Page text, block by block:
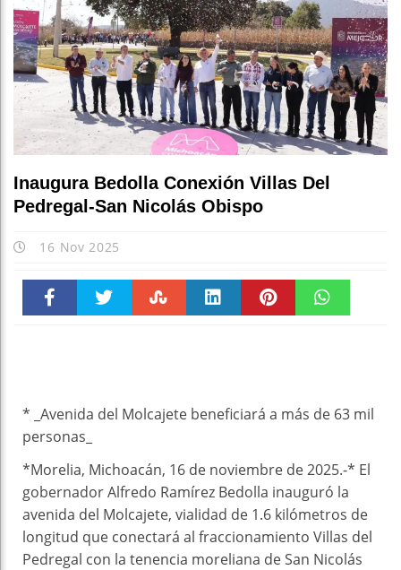
Inaugura Bedolla Conexión Villas Del
Pedregal-San Nicolás Obispo
16 Nov 2025
* _Avenida del Molcajete beneficiará a más de 63 mil
personas_
*Morelia, Michoacán, 16 de noviembre de 2025.-* El
gobernador Alfredo Ramírez Bedolla inauguró la
avenida del Molcajete, vialidad de 1.6 kilómetros de
longitud que conectará al fraccionamiento Villas del
Pedregal con la tenencia moreliana de San Nicolás